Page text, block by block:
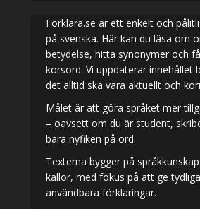
Forklara.se är ett enkelt och
på svenska. Här kan du läsa om
betydelse, hitta synonymer och
korsord. Vi uppdaterar innehållet
det alltid ska vara aktuellt och
Målet är att göra språket mer
– oavsett om du är student,
bara nyfiken på ord.
Texterna bygger på
källor, med fokus på att ge
användbara förklaringar.